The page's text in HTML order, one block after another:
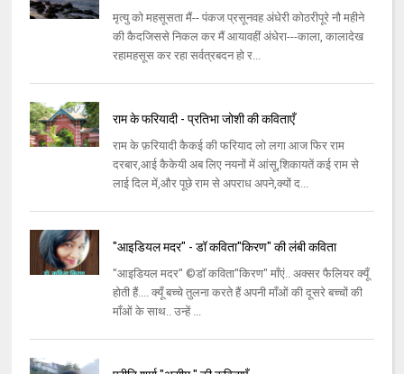
मृत्यु को महसूसता मैं-- पंकज प्रसूनवह अंधेरी कोठरीपूरे नौ महीने
की कैदजिससे निकल कर मैं आयावहीं अंधेरा---काला, कालादेख
रहामहसूस कर रहा सर्वत्रबदन हो र...
राम के फरियादी - प्रतिभा जोशी की कविताएँ
राम के फ़रियादी कैकई की फरियाद लो लगा आज फिर राम
दरबार,आई कैकेयी अब लिए नयनों में आंसू,शिकायतें कई राम से
लाई दिल में,और पूछे राम से अपराध अपने,क्यों द...
"आइडियल मदर" - डॉ कविता"किरण" की लंबी कविता
"आइडियल मदर" ©डॉ कविता"किरण" माँएं.. अक्सर फैलियर क्यूँ
होती हैं.... क्यूँ बच्चे तुलना करते हैं अपनी माँओं की दूसरे बच्चों की
माँओं के साथ.. उन्हें ...